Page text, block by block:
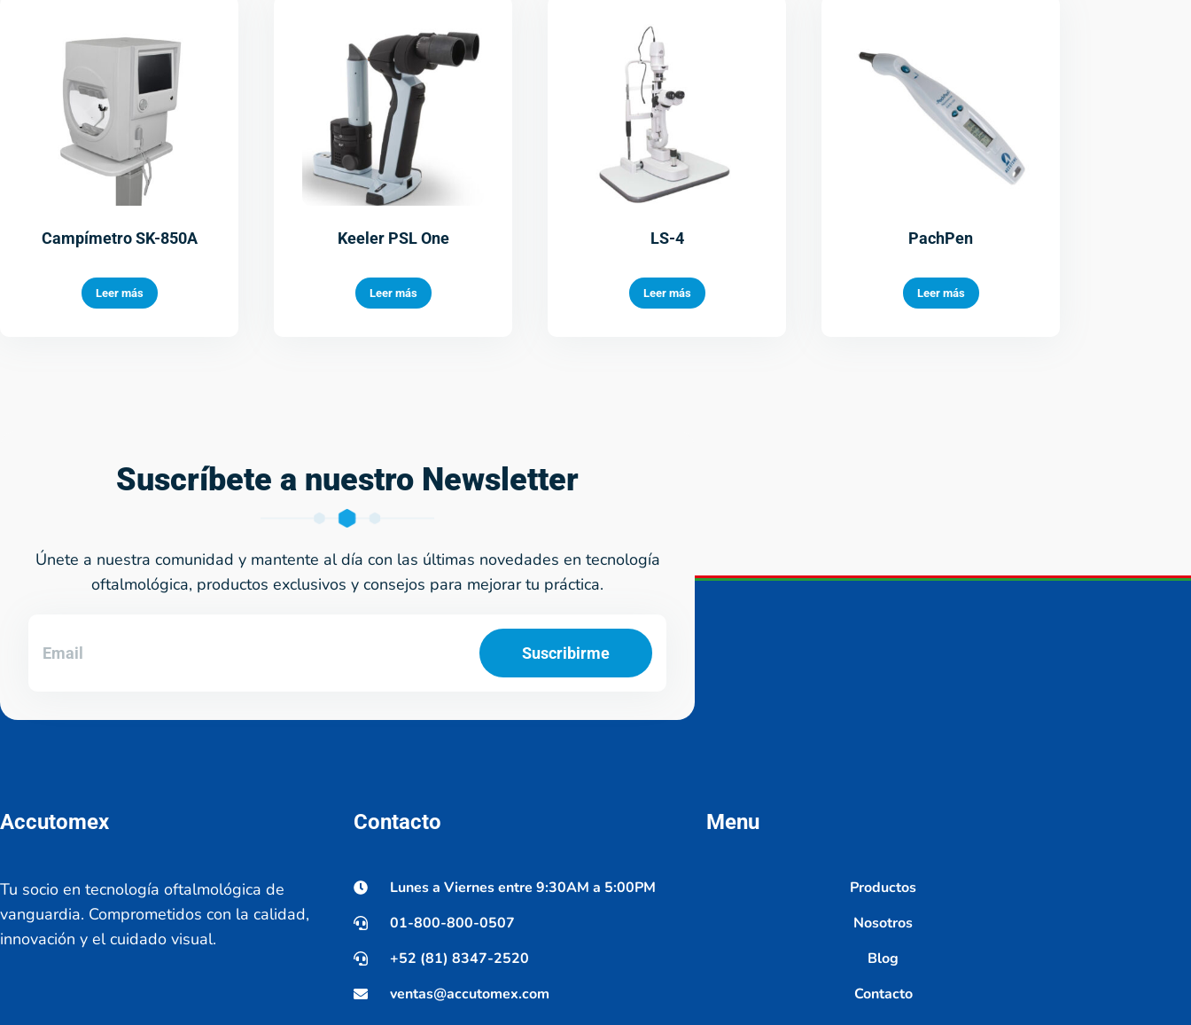
Campímetro SK-850A
Leer más
Keeler PSL One
Leer más
LS-4
Leer más
PachPen
Leer más
Suscríbete a nuestro Newsletter
Únete a nuestra comunidad y mantente al día con las últimas novedades en tecnología
oftalmológica, productos exclusivos y consejos para mejorar tu práctica.
Suscribirme
Accutomex
Tu socio en tecnología oftalmológica de
vanguardia. Comprometidos con la calidad,
innovación y el cuidado visual.
Contacto
Lunes a Viernes entre 9:30AM a 5:00PM
01-800-800-0507
+52 (81) 8347-2520
ventas@accutomex.com
Menu
Productos
Nosotros
Blog
Contacto